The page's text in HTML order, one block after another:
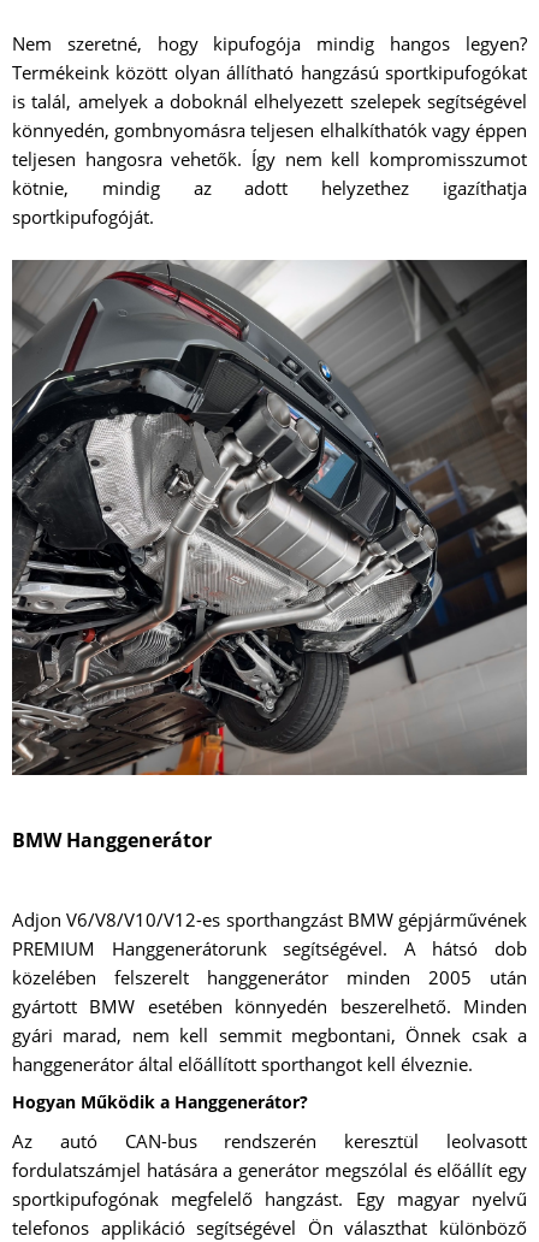
Nem szeretné, hogy kipufogója mindig hangos legyen?
Termékeink között olyan állítható hangzású sportkipufogókat
is talál, amelyek a doboknál elhelyezett szelepek segítségével
könnyedén, gombnyomásra teljesen elhalkíthatók vagy éppen
teljesen hangosra vehetők. Így nem kell kompromisszumot
kötnie, mindig az adott helyzethez igazíthatja
sportkipufogóját.
BMW Hanggenerátor
Adjon V6/V8/V10/V12-es sporthangzást BMW gépjárművének
PREMIUM Hanggenerátorunk segítségével. A hátsó dob
közelében felszerelt hanggenerátor minden 2005 után
gyártott BMW esetében könnyedén beszerelhető. Minden
gyári marad, nem kell semmit megbontani, Önnek csak a
hanggenerátor által előállított sporthangot kell élveznie.
Hogyan Működik a Hanggenerátor?
Az autó CAN-bus rendszerén keresztül leolvasott
fordulatszámjel hatására a generátor megszólal és előállít egy
sportkipufogónak megfelelő hangzást. Egy magyar nyelvű
telefonos applikáció segítségével Ön választhat különböző